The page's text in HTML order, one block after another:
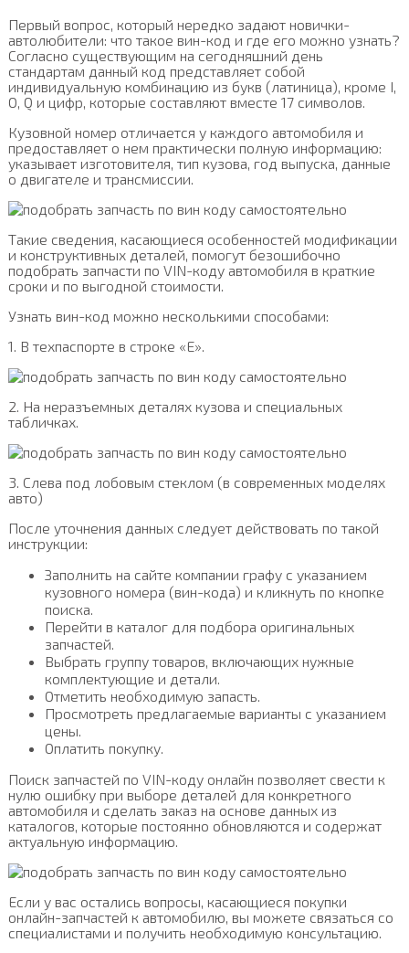
Первый вопрос, который нередко задают новички-
автолюбители: что такое вин-код и где его можно узнать?
Согласно существующим на сегодняшний день
стандартам данный код представляет собой
индивидуальную комбинацию из букв (латиница), кроме I,
O, Q и цифр, которые составляют вместе 17 символов.
Кузовной номер отличается у каждого автомобиля и
предоставляет о нем практически полную информацию:
указывает изготовителя, тип кузова, год выпуска, данные
о двигателе и трансмиссии.
Такие сведения, касающиеся особенностей модификации
и конструктивных деталей, помогут безошибочно
подобрать запчасти по VIN-коду автомобиля в краткие
сроки и по выгодной стоимости.
Узнать вин-код можно несколькими способами:
1. В техпаспорте в строке «Е».
2. На неразъемных деталях кузова и специальных
табличках.
3. Слева под лобовым стеклом (в современных моделях
авто)
После уточнения данных следует действовать по такой
инструкции:
Заполнить на сайте компании графу с указанием
кузовного номера (вин-кода) и кликнуть по кнопке
поиска.
Перейти в каталог для подбора оригинальных
запчастей.
Выбрать группу товаров, включающих нужные
комплектующие и детали.
Отметить необходимую запасть.
Просмотреть предлагаемые варианты с указанием
цены.
Оплатить покупку.
Поиск запчастей по VIN-коду онлайн позволяет свести к
нулю ошибку при выборе деталей для конкретного
автомобиля и сделать заказ на основе данных из
каталогов, которые постоянно обновляются и содержат
актуальную информацию.
Если у вас остались вопросы, касающиеся покупки
онлайн-запчастей к автомобилю, вы можете связаться со
специалистами и получить необходимую консультацию.